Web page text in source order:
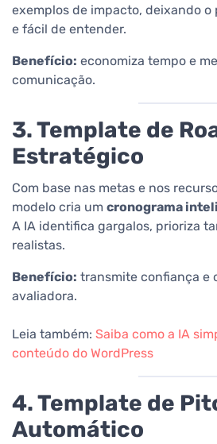
exemplos de impacto, deixando
e fácil de entender.
Benefício: economiza tempo e
comunicação.
3. Template de
Estratégico
Com base nas metas e nos
modelo cria um cronograma
A IA identifica gargalos, prioriza
realistas.
Benefício: transmite confiança e
avaliadora.
Leia também: Saiba como a IA
conteúdo do WordPress
4. Template de
Automático